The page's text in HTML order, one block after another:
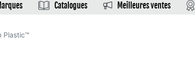
Catalogues Meilleures ventes
Plastic™